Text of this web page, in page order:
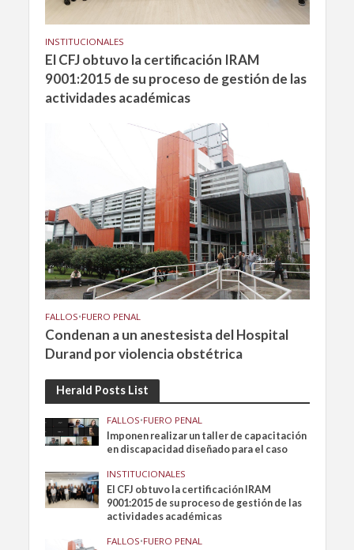
INSTITUCIONALES
El CFJ obtuvo la certificación IRAM
9001:2015 de su proceso de gestión de las
actividades académicas
FALLOS•FUERO PENAL
Condenan a un anestesista del Hospital
Durand por violencia obstétrica
Herald Posts List
FALLOS•FUERO PENAL
Imponen realizar un taller de capacitación
en discapacidad diseñado para el caso
INSTITUCIONALES
El CFJ obtuvo la certificación IRAM
9001:2015 de su proceso de gestión de las
actividades académicas
FALLOS•FUERO PENAL